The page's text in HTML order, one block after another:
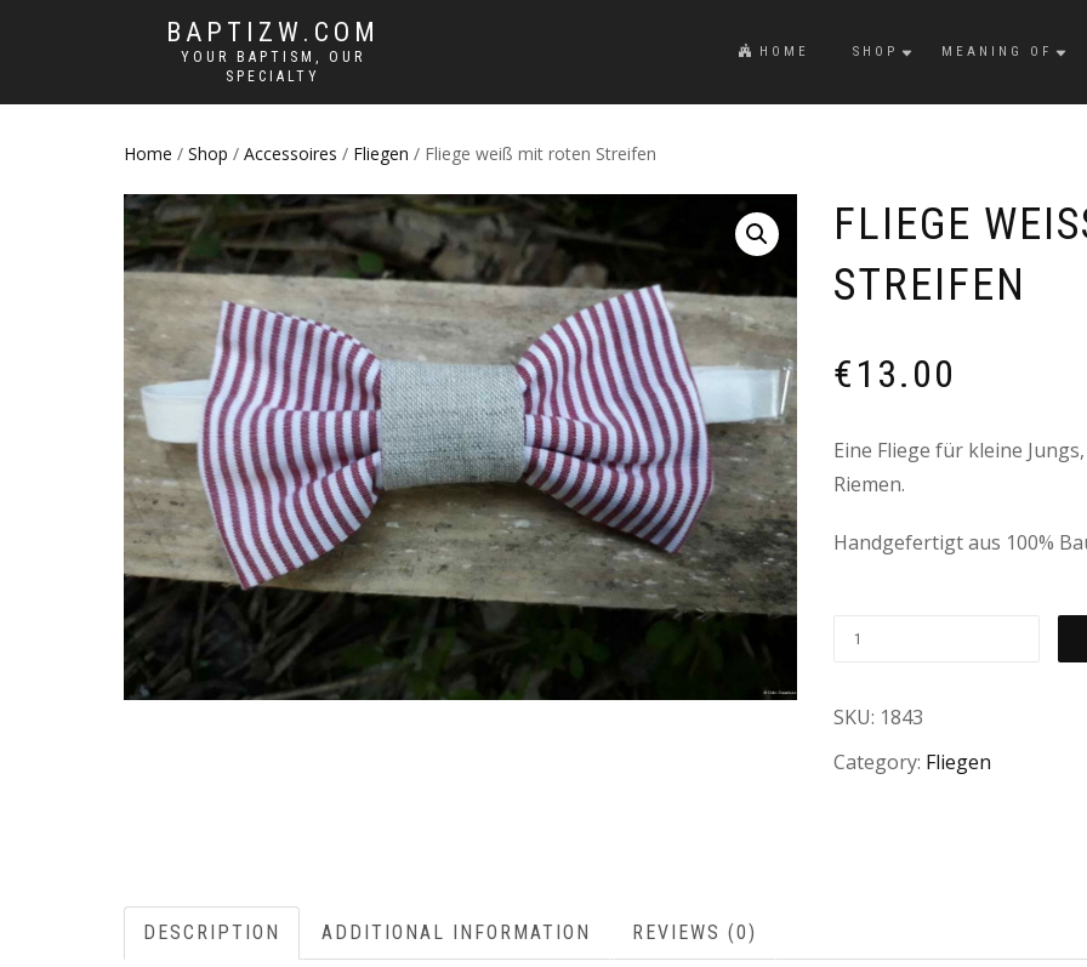
BAPTIZW.COM
YOUR BAPTISM, OUR
SPECIALTY
HOME SHOP MEANING OF
Home / Shop / Accessoires / Fliegen / Fliege weiß mit roten Streifen
FLIEGE
TREIFEN
€13.00
Eine Fliege für kleine
Riemen.
Handgefertigt aus 100%
SKU: 1843
Category: Fliegen
DESCRIPTION ADDITIONAL INFORMATION REVIEWS (0)